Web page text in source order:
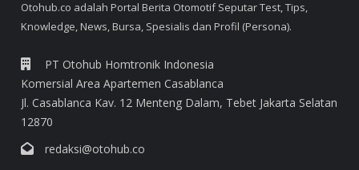
Otohub.co adalah Portal Berita Otomotif Seputar Test, Tips,
Knowledge, News, Bursa, Spesialis dan Profil (Persona).
PT Otohub Homtronik Indonesia
Komersial Area Apartemen Casablanca
Jl. Casablanca Kav. 12 Menteng Dalam, Tebet Jakarta Selatan
12870
redaksi@otohub.co